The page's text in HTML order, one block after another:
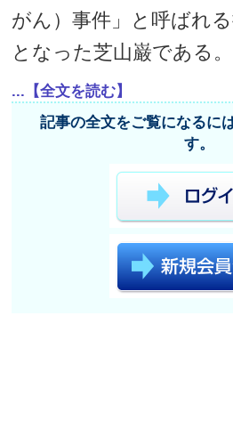
がん）事件」と呼ばれ
となった芝山巌である。
...【全文を読む】
記事の全文をご覧になるに
す。